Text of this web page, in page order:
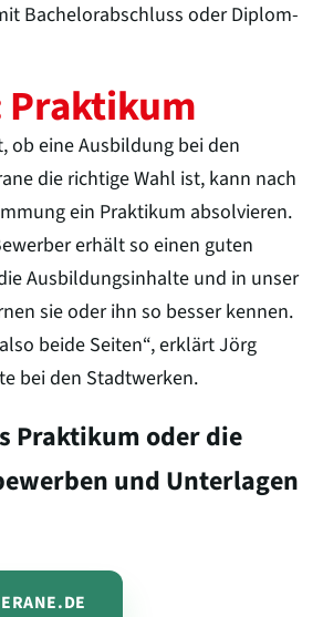
Bachelorabschluss oder Diplom-
Praktikum
ob eine Ausbildung bei den
die richtige Wahl ist, kann nach
ein Praktikum absolvieren.
erhält so einen guten
Ausbildungsinhalte und in unser
sie oder ihn so besser kennen.
beide Seiten“, erklärt Jörg
bei den Stadtwerken.
Praktikum oder die
und Unterlagen